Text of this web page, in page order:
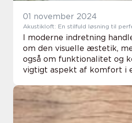
01 november 2024
Akustikloft: En stilfuld løsning til
I moderne indretning
om den visuelle æstetik,
også om funktionalitet og
vigtigt aspekt af komfort i
hjemmet til prod...